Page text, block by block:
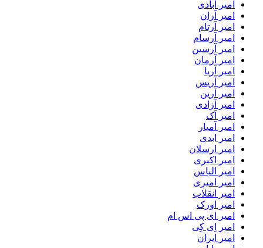
امیر آبادی
امیر آران
امیر آرتام
امیر آرسام
امیر آرسین
امیر آرمان
امیر آریا
امیر آریس
امیر آرین
امیر آزادی
امیر آک
امیر آمیار
امیر ابدی
امیر ارسلان
امیر اکبری
امیر الیاس
امیر امیری
امیر انقلاب
امیر اورک
امیر ای پی اس ام
امیر اِی کِی
امیر ایران